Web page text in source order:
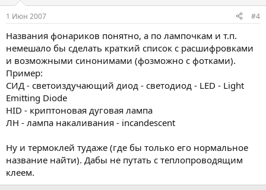
1 Июн 2007 #4
Названия фонариков понятно, а по лампочкам и т.п.
немешало бы сделать краткий список с расшифровками
и возможными синонимами (фозможно с фотками).
Пример:
СИД - светоиздучающий диод - светодиод - LED - Light
Emitting Diode
HID - криптоновая дуговая лампа
ЛН - лампа накаливания - incandescent
Ну и термоклей тудаже (где бы только его нормальное
название найти). Дабы не путать с теплопроводящим
клеем.